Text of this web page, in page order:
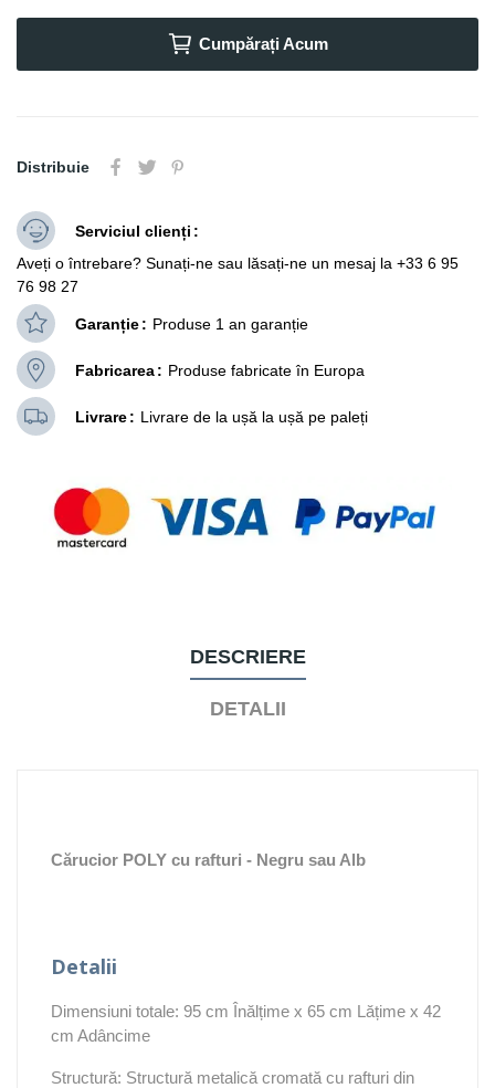
Cumpărați Acum
Distribuie
Serviciul clienți
Aveți o întrebare? Sunați-ne sau lăsați-ne un mesaj la +33 6 95
76 98 27
Garanție Produse 1 an garanție
Fabricarea Produse fabricate în Europa
Livrare Livrare de la ușă la ușă pe paleți
DESCRIERE
DETALII
Cărucior POLY cu rafturi - Negru sau Alb
Detalii
Dimensiuni totale: 95 cm Înălțime x 65 cm Lățime x 42
cm Adâncime
Structură: Structură metalică cromată cu rafturi din